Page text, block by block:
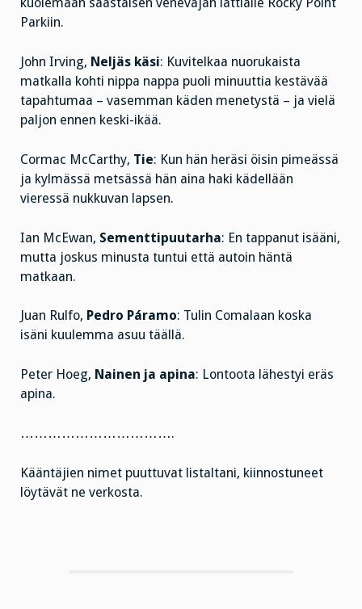
kuolemaan saastaisen venevajan lattialle Rocky Point
Parkiin.
John Irving, Neljäs käsi: Kuvitelkaa nuorukaista
matkalla kohti nippa nappa puoli minuuttia kestävää
tapahtumaa – vasemman käden menetystä – ja vielä
paljon ennen keski-ikää.
Cormac McCarthy, Tie: Kun hän heräsi öisin pimeässä
ja kylmässä metsässä hän aina haki kädellään
vieressä nukkuvan lapsen.
Ian McEwan, Sementtipuutarha: En tappanut isääni,
mutta joskus minusta tuntui että autoin häntä
matkaan.
Juan Rulfo, Pedro Páramo: Tulin Comalaan koska
isäni kuulemma asuu täällä.
Peter Hoeg, Nainen ja apina: Lontoota lähestyi eräs
apina.
…………………………….
Kääntäjien nimet puuttuvat listaltani, kiinnostuneet
löytävät ne verkosta.